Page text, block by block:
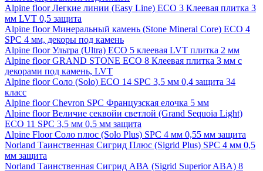
Alpine floor Легкие линии (Easy Line) ECO 3 Клеевая плитка 3
мм LVT 0,5 защита
Alpine floor Минеральный камень (Stone Mineral Core) ECO 4
SPC 4 мм, декоры под камень
Alpine floor Ультра (Ultra) ECO 5 клеевая LVT плитка 2 мм
Alpine floor GRAND STONE ECO 8 Клеевая плитка 3 мм с
декорами под камень, LVT
Alpine floor Соло (Solo) ECO 14 SPC 3,5 мм 0,4 защита 34
класс
Alpine floor Chevron SPC Французская елочка 5 мм
Alpine floor Величие секвойи светлой (Grand Sequoia Light)
ECO 11 SPC 3,5 мм 0,5 мм защита
Alpine Floor Соло плюс (Solo Plus) SPC 4 мм 0,55 мм защита
Norland Таинственная Сигрид Плюс (Sigrid Plus) SPC 4 мм 0,5
мм защита
Norland Таинственная Сигрид АВА (Sigrid Superior ABA) 8